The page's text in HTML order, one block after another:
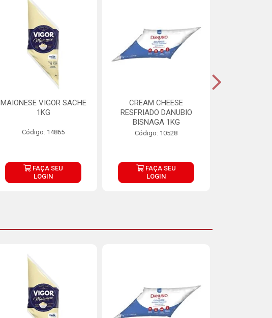
MAIONESE VIGOR SACHE
1KG
Código: 14865
FAÇA SEU
LOGIN
CREAM CHEESE
RESFRIADO DANUBIO
BISNAGA 1KG
Código: 10528
FAÇA SEU
LOGIN